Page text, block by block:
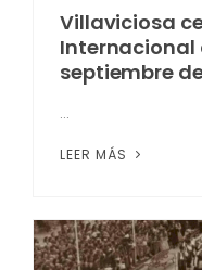
Villaviciosa
Internacional
septiembre
...
LEER MÁS